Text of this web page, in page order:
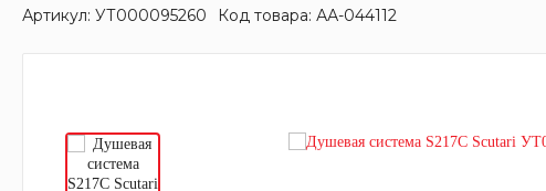
Артикул: УТ000095260 Код товара: АА-044112